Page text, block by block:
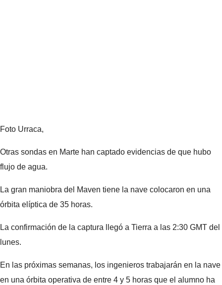
Foto Urraca,
Otras sondas en Marte han captado evidencias de que hubo
flujo de agua.
La gran maniobra del Maven tiene la nave colocaron en una
órbita elíptica de 35 horas.
La confirmación de la captura llegó a Tierra a las 2:30 GMT del
lunes.
En las próximas semanas, los ingenieros trabajarán en la nave
en una órbita operativa de entre 4 y 5 horas que el alumno ha